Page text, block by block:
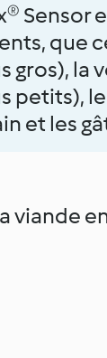
Sensor
que
gros), la
petits),
et les
viande